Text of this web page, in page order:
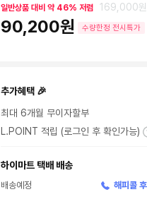
일반상품 대비 약 46% 저렴 169,000원
90,200원 수량한정 전시특가
추가혜택 🎉
최대 6개월 무이자할부
L.POINT 적립 (로그인 후 확인가능)
하이마트 택배 배송
배송예정
해피콜